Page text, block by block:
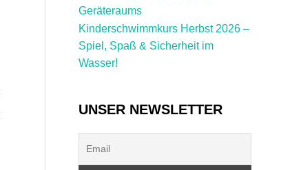
Geräteraums
Kinderschwimmkurs Herbst 2026 –
Spiel, Spaß & Sicherheit im
Wasser!
UNSER NEWSLETTER